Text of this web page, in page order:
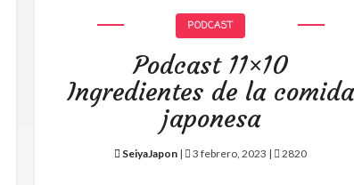
PODCAST
Podcast 11×10
Ingredientes de la comida
japonesa
SeiyaJapon | 3 febrero, 2023 | 2820